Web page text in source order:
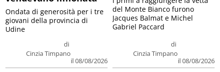
di
Cinzia Timpano
il 08/08/2026
Ondata di generosità per i tre
giovani della provincia di
Udine
di
Cinzia Timpano
il 08/08/2026
del Monte Bianco furono
Jacques Balmat e Michel
Gabriel Paccard